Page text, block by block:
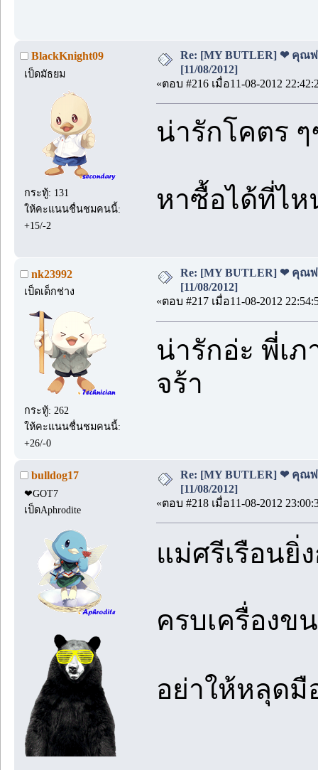
BlackKnight09
เป็ดมัธยม
กระทู้: 131
ให้คะแนนชื่นชมคนนี้:
+15/-2
Re: [MY BUTLER] ❤ คุณพ่
[11/08/2012]
«ตอบ #216 เมื่อ11-08-2012
น่ารักโคตร ๆ
หาซื้อได้ที่ไห
nk23992
เป็ดเด็กช่าง
กระทู้: 262
ให้คะแนนชื่นชมคนนี้:
+26/-0
Re: [MY BUTLER] ❤ คุณพ่
[11/08/2012]
«ตอบ #217 เมื่อ11-08-2012
น่ารักอ่ะ พี่เ
จร้า
bulldog17
❤GOT7
เป็ดAphrodite
Re: [MY BUTLER] ❤ คุณพ่
[11/08/2012]
«ตอบ #218 เมื่อ11-08-2012
แม่ศรีเรือนยิ่
ครบเครื่องข
อย่าให้หลุด